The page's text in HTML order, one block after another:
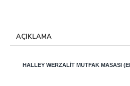
AÇIKLAMA
HALLEY WERZALIT MUTFAK MASASI